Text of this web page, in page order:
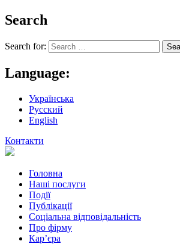
Search
Search for:
Language:
Українська
Русский
English
Контакти
Головна
Наші послуги
Події
Публікації
Соціальна відповідальність
Про фiрму
Кар’єра